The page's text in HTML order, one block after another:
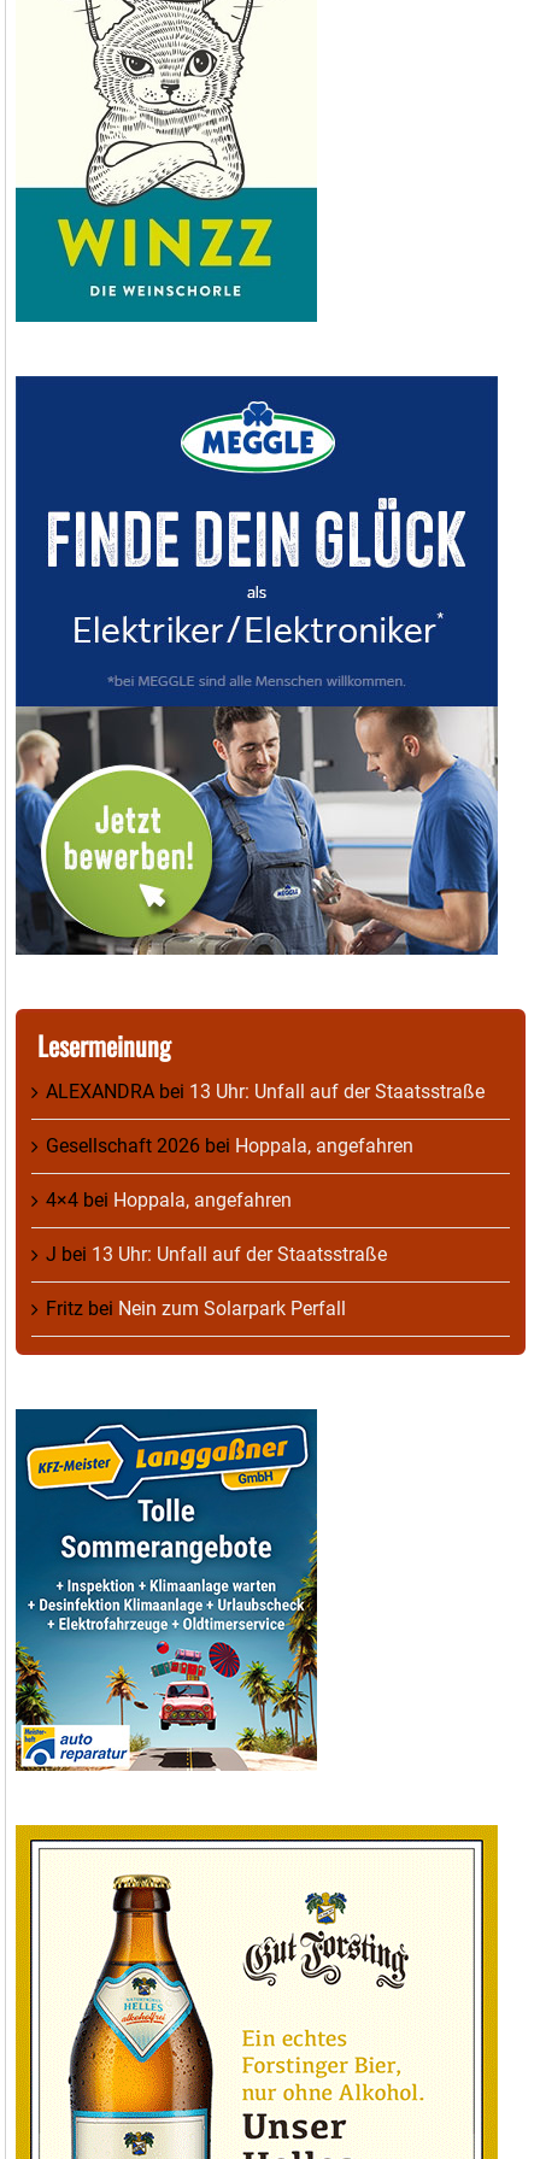
Lesermeinung
ALEXANDRA bei 13 Uhr: Unfall auf der Staatsstraße
Gesellschaft 2026 bei Hoppala, angefahren
4×4 bei Hoppala, angefahren
J bei 13 Uhr: Unfall auf der Staatsstraße
Fritz bei Nein zum Solarpark Perfall